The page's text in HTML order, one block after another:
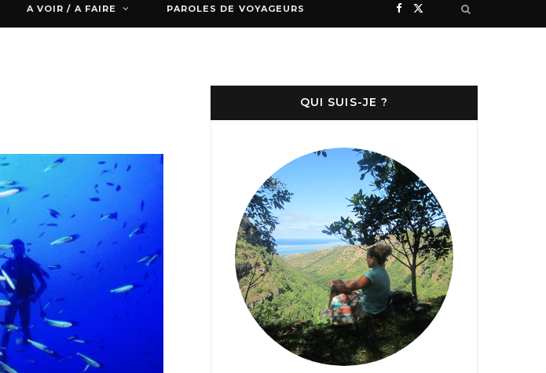
F
e
o
o
k
X
w
t
t
e
r
n
s
a
g
r
a
m
A VOIR / A FAIRE PAROLES DE VOYAGEURS
QUI SUIS-JE ?